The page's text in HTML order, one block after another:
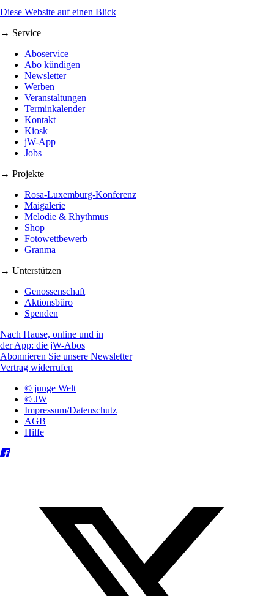
Diese Website auf einen Blick
→ Service
Aboservice
Abo kündigen
Newsletter
Werben
Veranstaltungen
Terminkalender
Kontakt
Kiosk
jW-App
Jobs
→ Projekte
Rosa-Luxemburg-Konferenz
Maigalerie
Melodie & Rhythmus
Shop
Fotowettbewerb
Granma
→ Unterstützen
Genossenschaft
Aktionsbüro
Spenden
Nach Hause, online und in
der App: die jW-Abos
Abonnieren Sie unsere Newsletter
Vertrag widerrufen
© junge Welt
© JW
Impressum/Datenschutz
AGB
Hilfe